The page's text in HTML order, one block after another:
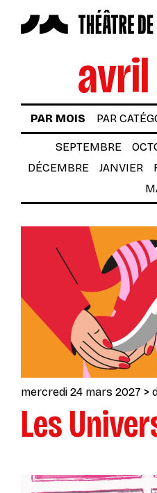
AUTOUR DES
LE THÉÂTRE
ACTUALITÉS
VOTRE VENUE AU
À TÉLÉCHARGER
S’INSCRIRE À LA
Billetterie
avril
PAR MOIS PAR
SEPTEMBRE
DÉCEMBRE
JANVIER
mercredi 24 mars 2027 >
Les